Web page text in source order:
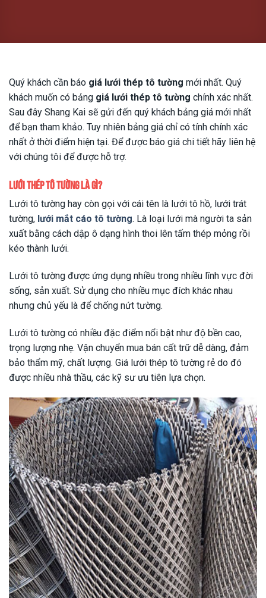
Quý khách cần báo giá lưới thép tô tường mới nhất. Quý
khách muốn có bảng giá lưới thép tô tường chính xác nhất.
Sau đây Shang Kai sẽ gửi đến quý khách bảng giá mới nhất
để bạn tham khảo. Tuy nhiên bảng giá chỉ có tính chính xác
nhất ở thời điểm hiện tại. Để được báo giá chi tiết hãy liên hệ
với chúng tôi để được hỗ trợ.
Lưới thép tô tường là gì?
Lưới tô tường hay còn gọi với cái tên là lưới tô hồ, lưới trát
tường, lưới mắt cáo tô tường. Là loại lưới mà người ta sản
xuất bằng cách dập ô dạng hình thoi lên tấm thép mỏng rồi
kéo thành lưới.
Lưới tô tường được ứng dụng nhiều trong nhiều lĩnh vực đời
sống, sản xuất. Sử dụng cho nhiều mục đích khác nhau
nhưng chủ yếu là để chống nứt tường.
Lưới tô tường có nhiều đặc điểm nổi bật như độ bền cao,
trọng lượng nhẹ. Vận chuyển mua bán cất trữ dễ dàng, đảm
bảo thẩm mỹ, chất lượng. Giá lưới thép tô tường rẻ do đó
được nhiều nhà thầu, các kỹ sư ưu tiên lựa chọn.